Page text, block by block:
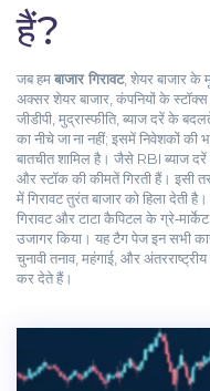
हैं?
जब हमबाजार गिरावट, शेयर बाजार के
अक्सरशेयर बाजार कंपनियों के
जीडीपी, मुद्रास्फीति, ब्याज दरेंके बदलते
का नीचे जा ना नहीं; इसमें निवेशकों की
बातचीत शामिल है। जैसे RBI ब्याज दरें
और स्टॉक की कीमतें गिरती हैं। इसी
में गिरावट तुरंत बाजार को हिला
गिरावट और टाटा कैपिटल के
उजागर किया। यह टैग पेज इन सभी
चुनावी तनाव, महंगाई, और
कर देते हैं।